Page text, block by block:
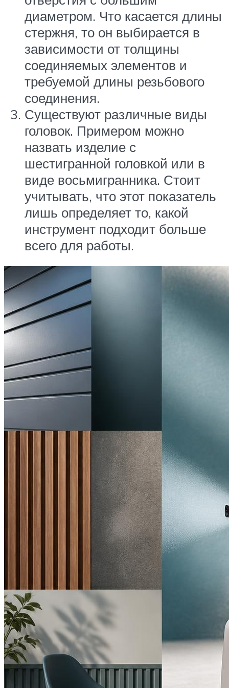
диаметром. Что касается длины
стержня, то он выбирается в
зависимости от толщины
соединяемых элементов и
требуемой длины резьбового
соединения.
Существуют различные виды
головок. Примером можно
назвать изделие с
шестигранной головкой или в
виде восьмигранника. Стоит
учитывать, что этот показатель
лишь определяет то, какой
инструмент подходит больше
всего для работы.